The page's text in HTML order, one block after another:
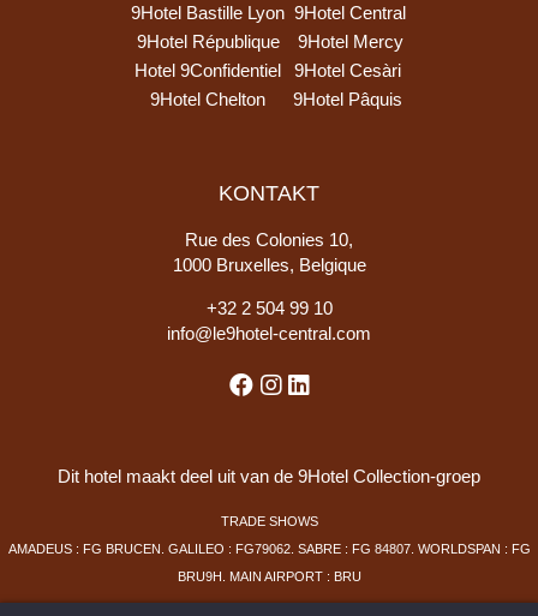
9Hotel Bastille Lyon 9Hotel Central
9Hotel République
9Hotel Mercy
Hotel 9Confidentiel
9Hotel Cesàri
9Hotel Chelton
9Hotel Pâquis
KONTAKT
Rue des Colonies 10,
1000 Bruxelles, Belgique
+32 2 504 99 10
info@le9hotel-central.com
Dit hotel maakt deel uit van de 9Hotel Collection-groep
TRADE SHOWS
AMADEUS : FG BRUCEN. GALILEO : FG79062. SABRE : FG 84807. WORLDSPAN : FG
BRU9H. MAIN AIRPORT : BRU